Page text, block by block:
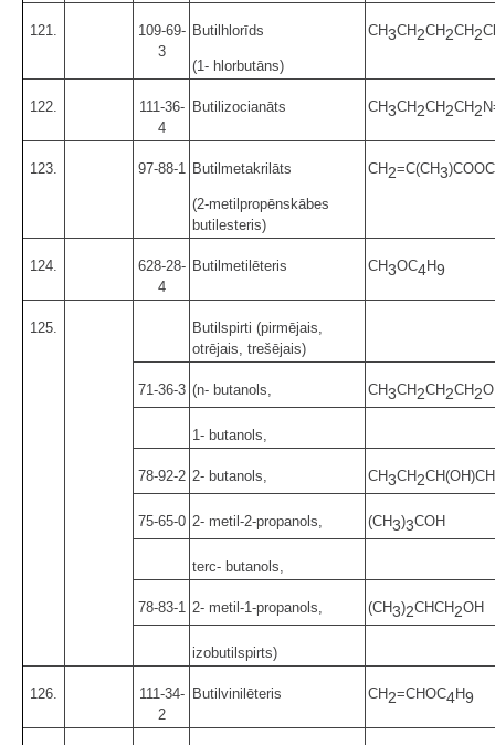
121.
109-69-
3
Butilhlorīds
(1- hlorbutāns)
CH3CH2CH2CH2Cl
122.
111-36-
4
Butilizocianāts CH3CH2CH2CH2
123. 97-88-1 Butilmetakrilāts
(2-metilpropēnskābes
butilesteris)
CH2=C(CH3)COOC
124.
628-28-
4
Butilmetilēteris CH3OC4H9
125.
Butilspirti (pirmējais,
otrējais, trešējais)
71-36-3 (n- butanols, CH3CH2CH2CH2
1- butanols,
78-92-2 2- butanols, CH3CH2CH(OH)CH
75-65-0 2- metil-2-propanols, (CH3)3COH
terc- butanols,
78-83-1 2- metil-1-propanols, (CH3)2CHCH2OH
izobutilspirts)
126.
111-34-
2
Butilvinilēteris CH2=CHOC4H9